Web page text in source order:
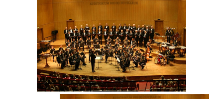
DE
DINAN